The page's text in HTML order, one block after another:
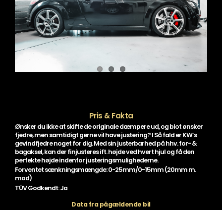
Pris & Fakta
Ønsker du ikke at skifte de originale dæmpere ud, og blot ønsker
fjedre, men samtidigt gerne vil have justering? I Så fald er KW’s
gevindfjedre noget for dig. Med sin justerbarhed på hhv. for- &
bagaksel, kan der finjusteres ift. højde ved hvert hjul og få den
perfekte højde indenfor justeringsmulighederne.
Forventet sænkningsmængde: 0-25mm/0-15mm (20mm m.
mod)
TÜV Godkendt: Ja
Data fra pågældende bil